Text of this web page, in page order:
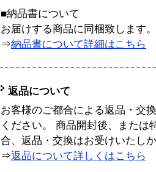
■納品書について
お届けする商品に同梱致します。
⇒納品書について詳細はこちら
返品について
お客様のご都合による返品・交
ください。 商品開封後、または
合、返品・交換はお受けいたし
⇒返品について詳しくはこちら